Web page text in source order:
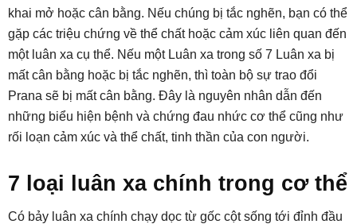
khai mở hoặc cân bằng. Nếu chúng bị tắc nghẽn, bạn có thể
gặp các triệu chứng về thể chất hoặc cảm xúc liên quan đến
một luân xa cụ thể. Nếu một Luân xa trong số 7 Luân xa bị
mất cân bằng hoặc bị tắc nghẽn, thì toàn bộ sự trao đổi
Prana sẽ bị mất cân bằng. Đây là nguyên nhân dẫn đến
những biểu hiện bệnh và chứng đau nhức cơ thể cũng như
rối loạn cảm xúc và thể chất, tinh thần của con người.
7 loại luân xa chính trong cơ thể
Có bảy luân xa chính chạy dọc từ gốc cột sống tới đỉnh đầu